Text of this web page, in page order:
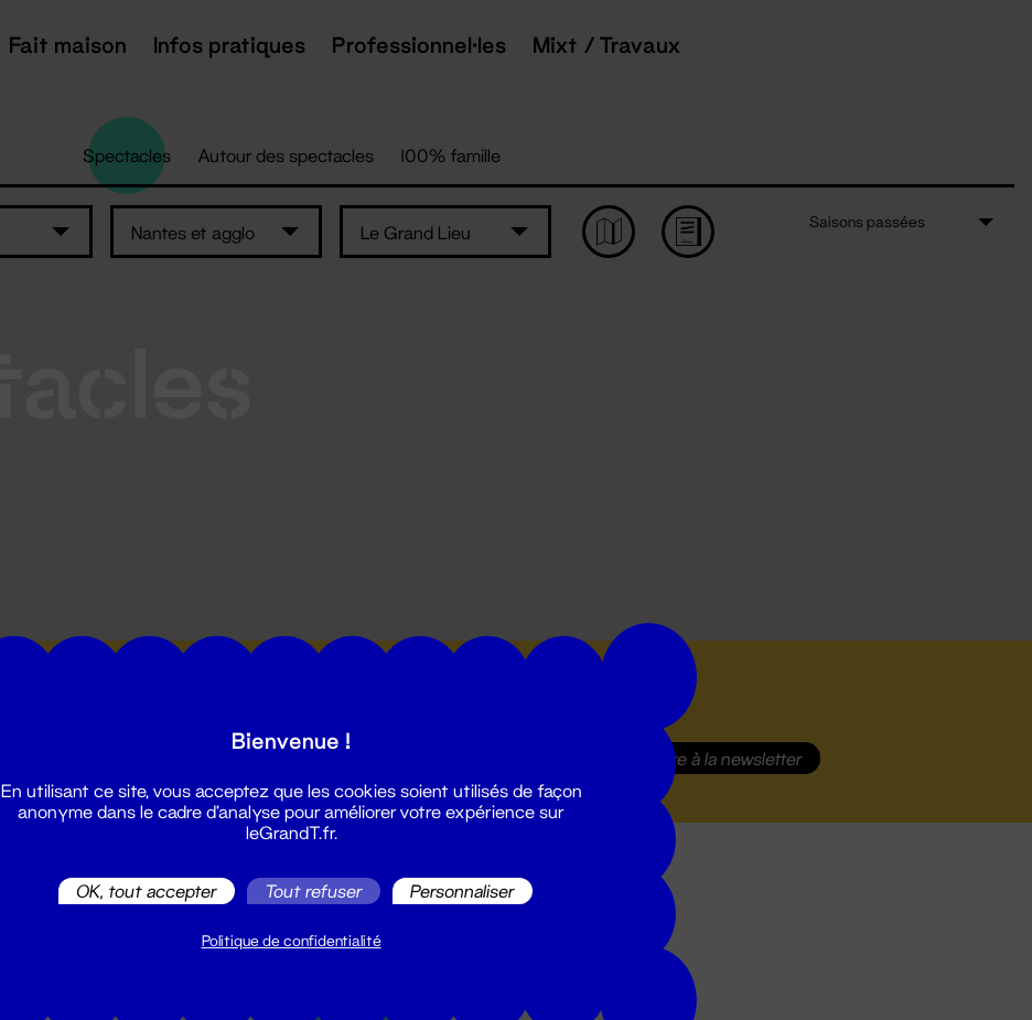
Fait maison Infos pratiques Professionnel·les Mixt / Travaux
Spectacles Autour des spectacles 100% famille
Nantes et agglo Le Grand Lieu
Saisons passées
S'inscrire à la newsletter
02 51 88 25 25
Du lundi au vendredi 14h → 18h
Bienvenue !
En utilisant ce site, vous acceptez que les cookies soient utilisés de façon
anonyme dans le cadre d'analyse pour améliorer votre expérience sur
leGrandT.fr.
OK, tout accepter Tout refuser Personnaliser
Politique de confidentialité